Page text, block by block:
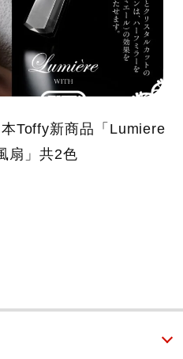
Toffy新商品「Lumiere
扇」共2色